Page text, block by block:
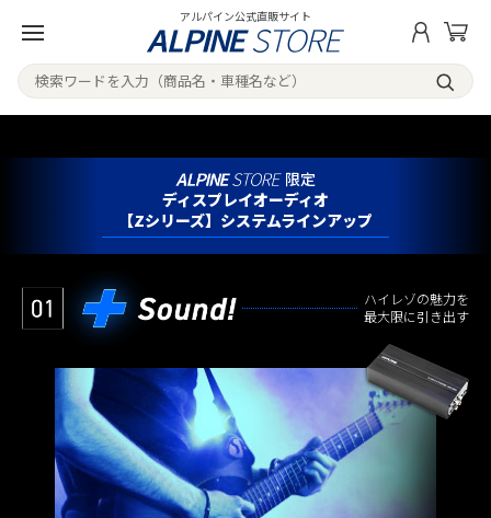
アルパイン公式直販サイト
限定
ディスプレイオーディオ
【Zシリーズ】システムラインアップ
ハイレゾの魅力を
最大限に引き出す